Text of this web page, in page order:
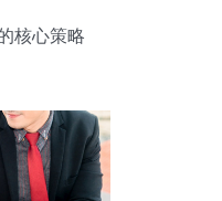
核心策略